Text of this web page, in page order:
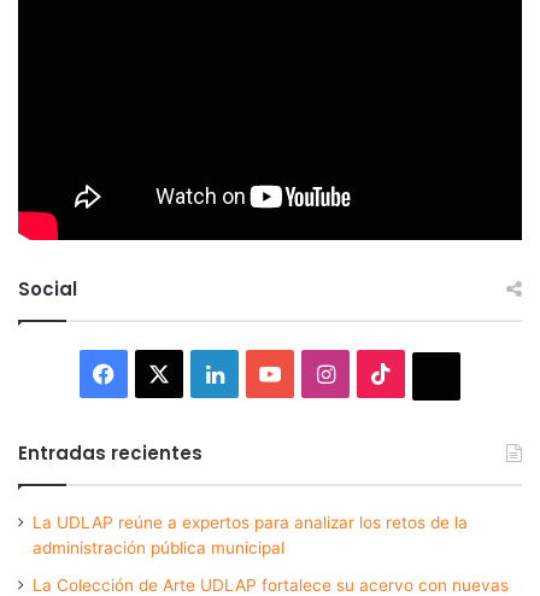
Social
Facebook LinkedInYouTubeInstagram
Entradas recientes
La UDLAP reúne a expertos para analizar los retos de la
administración pública municipal
La Colección de Arte UDLAP fortalece su acervo con nuevas